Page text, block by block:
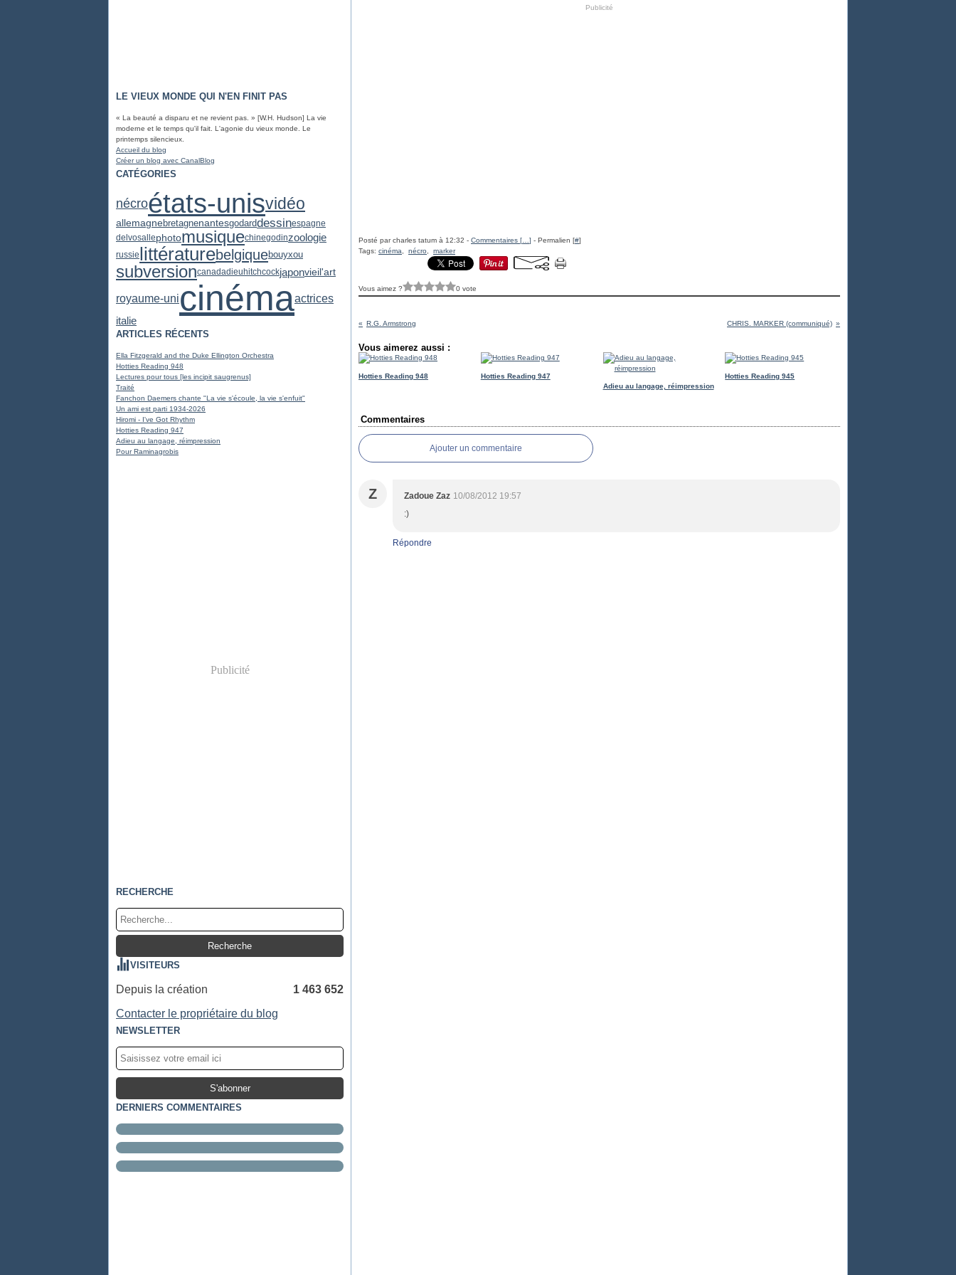
LE VIEUX MONDE QUI N'EN FINIT PAS
« La beauté a disparu et ne revient pas. » [W.H. Hudson] La vie
moderne et le temps qu'il fait. L'agonie du vieux monde. Le
printemps silencieux.
Accueil du blog
Créer un blog avec CanalBlog
CATÉGORIES
nécroétats-unisvidéo
allemagnebretagnenantesgodarddessinespagne
delvosallephotomusiquechinegodinzoologie
russie littératurebelgiquebouyxou
subversioncanadadieu hitchcockjaponvieil'art
royaume-unicinémaactrices
italie
ARTICLES RÉCENTS
Ella Fitzgerald and the Duke Ellington Orchestra
Hotties Reading 948
Lectures pour tous [les incipit saugrenus]
Traité
Fanchon Daemers chante "La vie s'écoule, la vie s'enfuit"
Un ami est parti 1934-2026
Hiromi - I've Got Rhythm
Hotties Reading 947
Adieu au langage, réimpression
Pour Raminagrobis
Publicité
RECHERCHE
VISITEURS
Depuis la création
1 463 652
Contacter le propriétaire du blog
NEWSLETTER
DERNIERS COMMENTAIRES
Publicité
Posté par charles tatum à 12:32 - Commentaires [ ] - Permalien [#]
Tags: cinéma nécro marker
Vous aimez ? 0 vote
R.G. Armstrong CHRIS. MARKER (communiqué)
Vous aimerez aussi :
Hotties Reading 948
Hotties Reading 947
Adieu au langage, réimpression
Hotties Reading 945
Commentaires
Ajouter un commentaire
Z Zadoue Zaz 10/08/2012 19:57
:)
Répondre